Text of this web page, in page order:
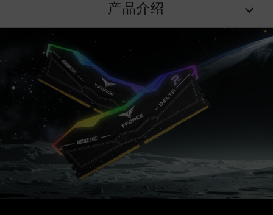
超频行为（如启用 XMP 3.0 设定）属于非
JEDEC 标准规范，可能影响系统稳定性。若因超
频导致系统不稳定，请回复 BIOS 默认值。
内存模块的标示频率为最高可达频率，并非所有系
统都能达成。
请确认您的主板与处理器支持对应的超频技术
（XMP 3.0），否则内存可能无法达到标示的超频
频率。
十铨科技的内存模块皆在正常电压情况下进行验
证，若有处理器或主板故障状况，请联系处理器或
主板相关售后服务。
CKD 内存仅能在 Intel Core Ultra 与 Intel 800
系列平台上使用，若使用在兼容性列表之外的平
产品介绍